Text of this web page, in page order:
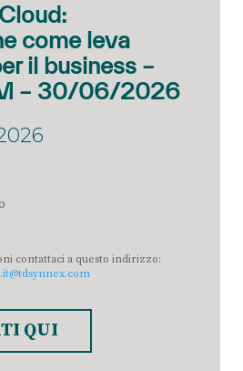
come leva
il business –
– 30/06/2026
contattaci a questo indirizzo:
QUI